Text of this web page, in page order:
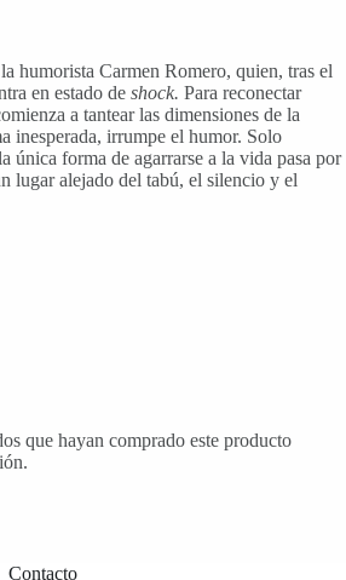
humorista Carmen Romero, quien, tras el
en estado de shock. Para reconectar
a tantear las dimensiones de la
inesperada, irrumpe el humor. Solo
única forma de agarrarse a la vida pasa por
lugar alejado del tabú, el silencio y el
que hayan comprado este producto
Contacto